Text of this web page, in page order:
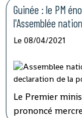
Guinée : le PM
l'Assemblée
Le 08/04/2021
Le Premier
prononcé